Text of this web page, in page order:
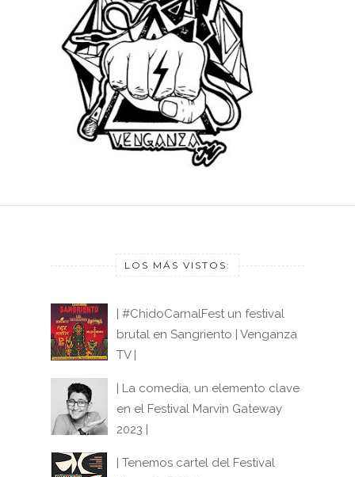
LOS MÁS VISTOS:
| #ChidoCarnalFest un festival
brutal en Sangriento | Venganza
TV |
| La comedia, un elemento clave
en el Festival Marvin Gateway
2023 |
| Tenemos cartel del Festival